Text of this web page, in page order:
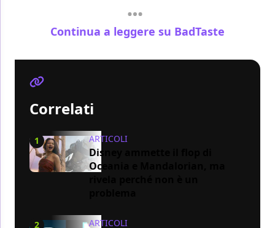
Continua a leggere su BadTaste
Correlati
1 ARTICOLI
Disney ammette il flop di
Oceania e Mandalorian, ma
2 ARTICOLI